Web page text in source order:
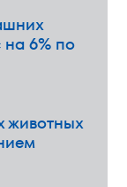
6% по
животных